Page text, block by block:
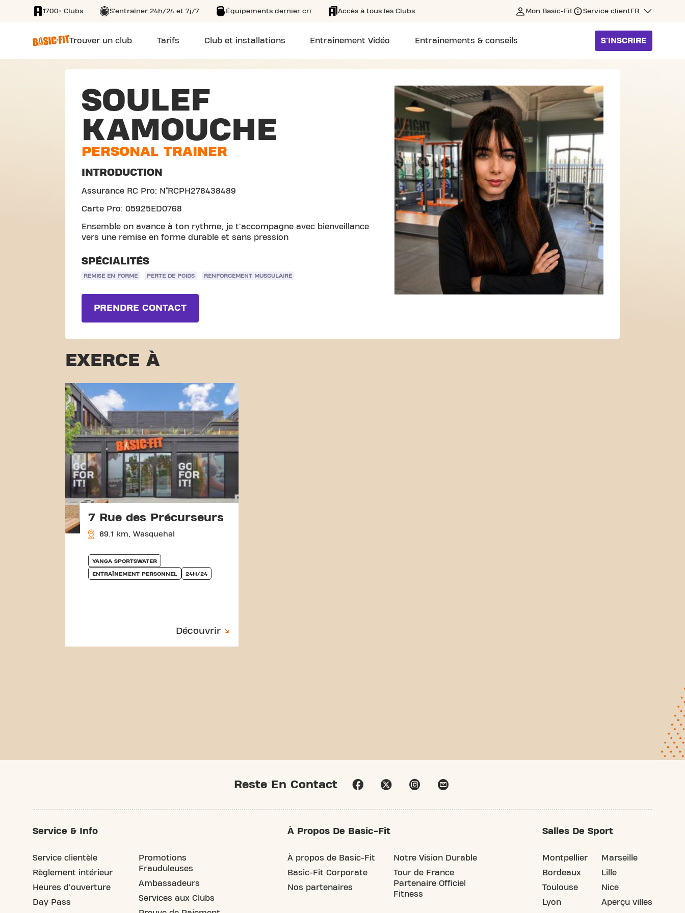
SKIP TO MAIN CONTENT
1700+ Clubs S'entraîner 24h/24 et 7j/7 Équipements dernier cri Accès à tous les Clubs Mon Basic-Fit Service client FR
Trouver un club Tarifs Club et installations Entraînement Vidéo Entraînements & conseils S'INSCRIRE
SOULEF
KAMOUCHE
PERSONAL TRAINER
INTRODUCTION
Assurance RC Pro: N°RCPH278438489
Carte Pro: 05925ED0768
Ensemble on avance à ton rythme, je t'accompagne avec bienveillance
vers une remise en forme durable et sans pression
SPÉCIALITÉS
REMISE EN FORME PERTE DE POIDS RENFORCEMENT MUSCULAIRE
PRENDRE CONTACT
EXERCE À
7 Rue des Précurseurs
89.1 km, Wasquehal
YANGA SPORTSWATER
ENTRAÎNEMENT PERSONNEL 24H/24
Découvrir
Reste En Contact
Service & Info
Service clientèle
Règlement intérieur
Heures d'ouverture
Day Pass
Promotions
Frauduleuses
Ambassadeurs
Services aux Clubs
À Propos De Basic-Fit
À propos de Basic-Fit
Basic-Fit Corporate
Nos partenaires
Notre Vision Durable
Tour de France
Partenaire Officiel
Fitness
Salles De Sport
Montpellier
Bordeaux
Toulouse
Lyon
Marseille
Lille
Nice
Aperçu villes